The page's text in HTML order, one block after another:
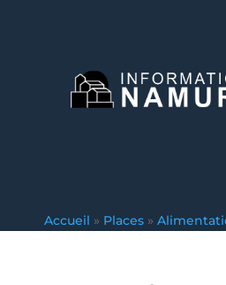
Accueil » Places »